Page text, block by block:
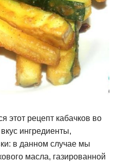
этот рецепт кабачков во
ингредиенты,
в данном случае мы
масла, газированной